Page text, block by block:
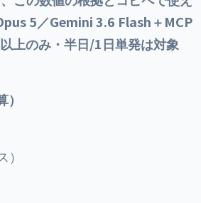
5／Gemini 3.6 Flash＋MCP
上のみ・半日/1日単発は対象